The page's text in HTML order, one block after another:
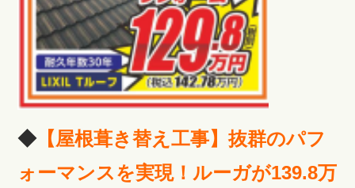
◆【屋根葺き替え工事】抜群のパフ
ォーマンスを実現！ルーガが139.8万